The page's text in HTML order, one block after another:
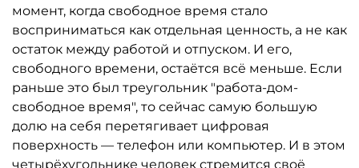
момент, когда свободное время стало
восприниматься как отдельная ценность, а не как
остаток между работой и отпуском. И его,
свободного времени, остаётся всё меньше. Если
раньше это был треугольник "работа-дом-
свободное время", то сейчас самую большую
долю на себя перетягивает цифровая
поверхность — телефон или компьютер. И в этом
четырёхугольнике человек стремится своё